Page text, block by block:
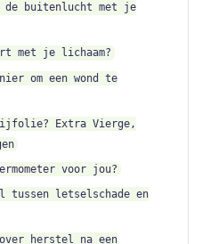
de buitenlucht met je
met je lichaam?
om een wond te
Extra Vierge,
voor jou?
tussen letselschade en
herstel na een